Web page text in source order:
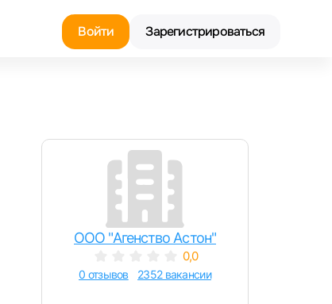
Войти Зарегистрироваться
ООО "Агенство Астон"
0,0
0 отзывов 2352 вакансии